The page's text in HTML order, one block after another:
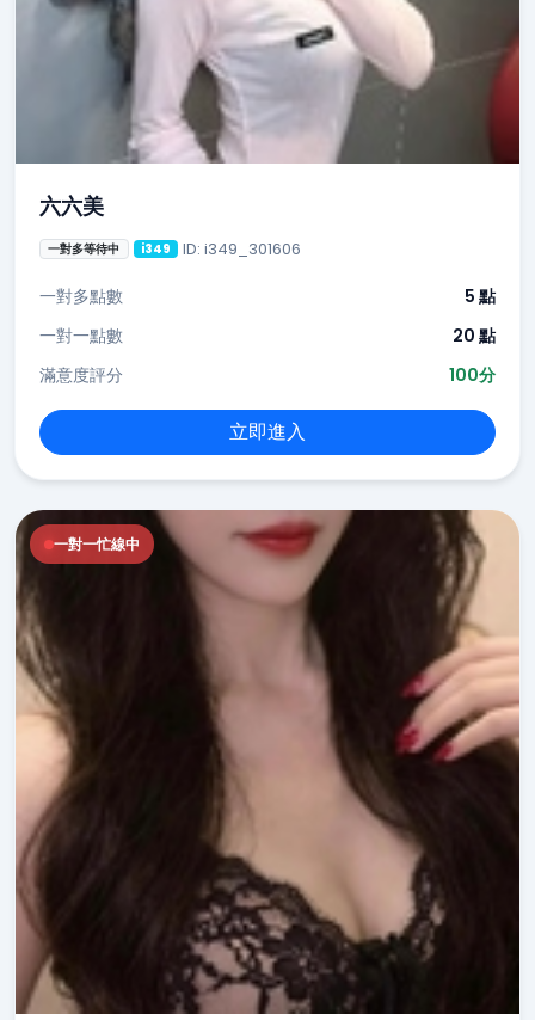
六六美
一對多等待中 i349 ID: i349_301606
一對多點數
5 點
一對一點數
20 點
滿意度評分
100分
立即進入
一對一忙線中